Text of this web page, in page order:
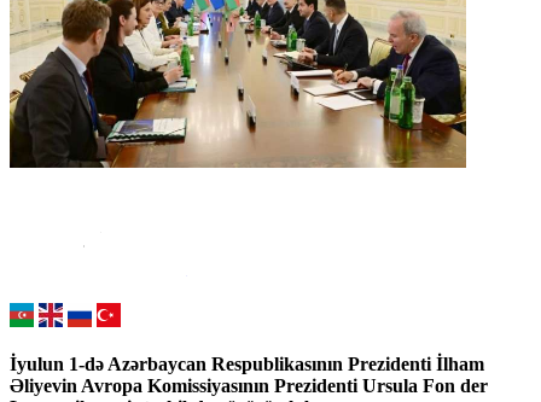
İyulun 1-də Azərbaycan Respublikasının Prezidenti İlham
Əliyevin Avropa Komissiyasının Prezidenti Ursula Fon der